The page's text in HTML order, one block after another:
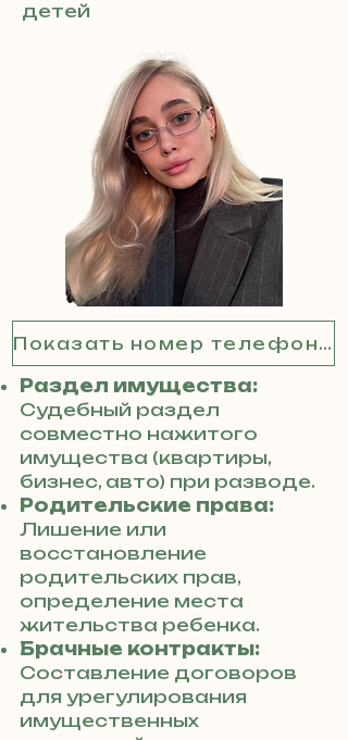
детей
Показать номер телефона
Раздел имущества:
Судебный раздел
совместно нажитого
имущества (квартиры,
бизнес, авто) при разводе.
Родительские права:
Лишение или
восстановление
родительских прав,
определение места
жительства ребенка.
Брачные контракты:
Составление договоров
для урегулирования
имущественных